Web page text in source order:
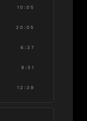
10:05
20:05
6:37
8:51
12:39